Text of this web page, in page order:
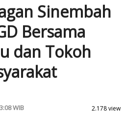
Sinembah
Bersama
dan Tokoh
WIB
2.178 view